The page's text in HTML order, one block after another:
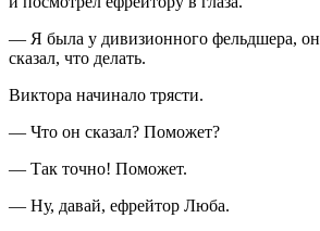
— Я была у дивизионного фельдшера,
сказал, что делать.
Виктора начинало трясти.
— Что он сказал? Поможет?
— Так точно! Поможет.
— Ну, давай, ефрейтор Люба.